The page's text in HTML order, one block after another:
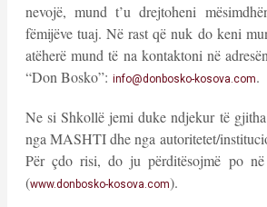
nevojë, mund t’u drejtoheni
fëmijëve tuaj. Në rast që nuk do keni
atëherë mund të na kontaktoni në
“Don Bosko”: info@donbosko-kosova.com.
Ne si Shkollë jemi duke ndjekur të
nga MASHTI dhe nga autoritetet/
Për çdo risi, do ju përditësojmë po
(www.donbosko-kosova.com).